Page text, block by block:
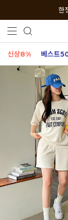
한
신상8% 베스트